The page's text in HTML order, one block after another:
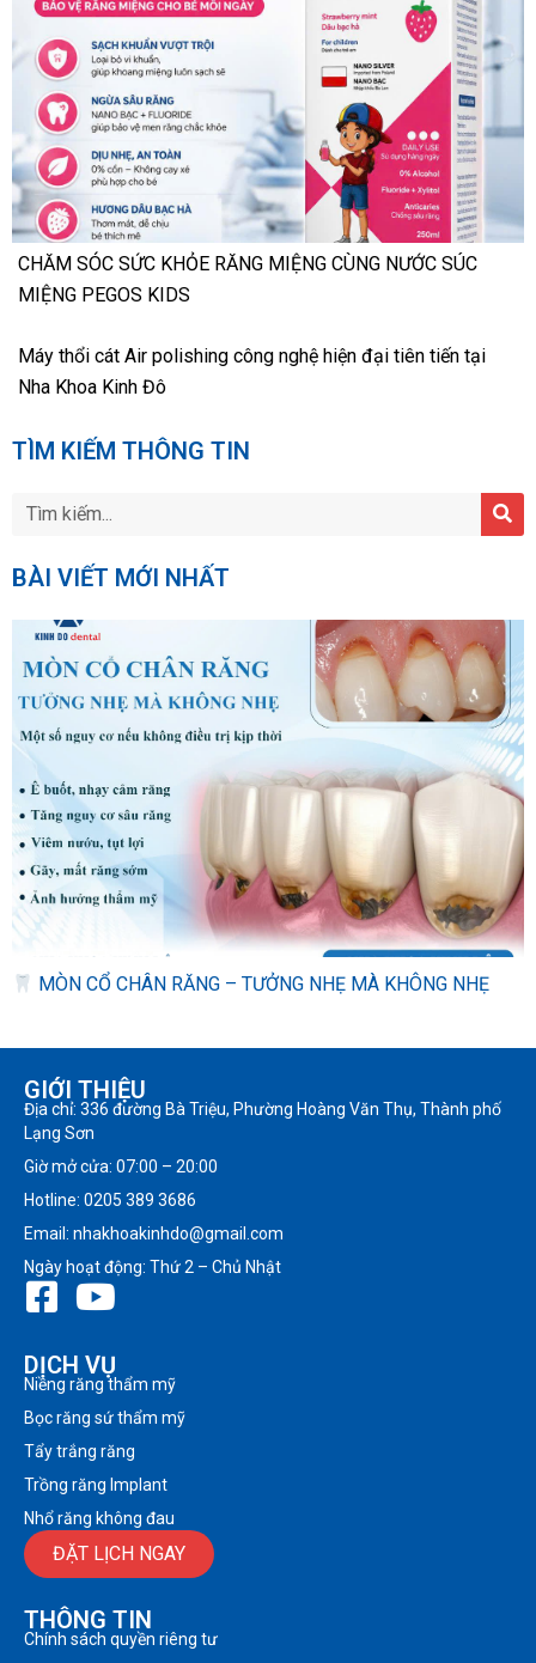
CHĂM SÓC SỨC KHỎE RĂNG MIỆNG CÙNG NƯỚC SÚC
MIỆNG PEGOS KIDS
Máy thổi cát Air polishing công nghệ hiện đại tiên tiến tại
Nha Khoa Kinh Đô
TÌM KIẾM THÔNG TIN
BÀI VIẾT MỚI NHẤT
MÒN CỔ CHÂN RĂNG – TƯỞNG NHẸ MÀ KHÔNG NHẸ
GIỚI THIỆU
Địa chỉ: 336 đường Bà Triệu, Phường Hoàng Văn Thụ, Thành phố
Lạng Sơn
Giờ mở cửa: 07:00 – 20:00
Hotline: 0205 389 3686
Email: nhakhoakinhdo@gmail.com
Ngày hoạt động: Thứ 2 – Chủ Nhật
DỊCH VỤ
Niềng răng thẩm mỹ
Bọc răng sứ thẩm mỹ
Tẩy trắng răng
Trồng răng Implant
Nhổ răng không đau
ĐẶT LỊCH NGAY
THÔNG TIN
Chính sách quyền riêng tư